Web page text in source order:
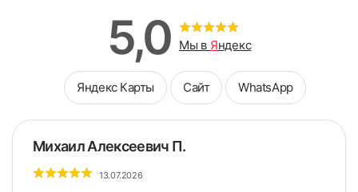
5,0 Мы в Яндекс
Яндекс Карты Сайт WhatsApp
Михаил Алексеевич П.
13.07.2026